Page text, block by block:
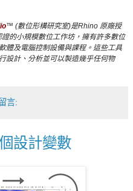
™ (數位形構研究室)是Rhino 原廠授
的小規模數位工作坊，擁有許多數位
體及電腦控制設備與課程。這些工具
設計、分析並可以製造幾乎任何物
言:
設計變數